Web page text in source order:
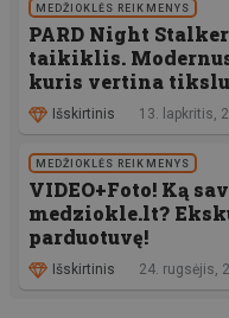
MEDŽIOKLĖS REIKMENYS
PARD Night
taikiklis.
kuris vertina
Išskirtinis 13. lapkritis,
MEDŽIOKLĖS REIKMENYS
VIDEO+Foto! Ką
medziokle.lt?
parduotuvę!
Išskirtinis 24. rugsėjis,